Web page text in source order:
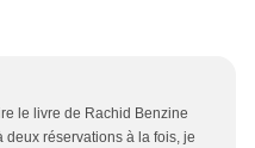
le livre de Rachid Benzine
deux réservations à la fois, je